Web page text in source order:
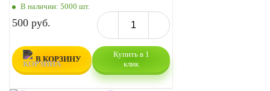
В наличии: 5000 шт.
500 руб.
В КОРЗИНУ
Купить в 1
клик